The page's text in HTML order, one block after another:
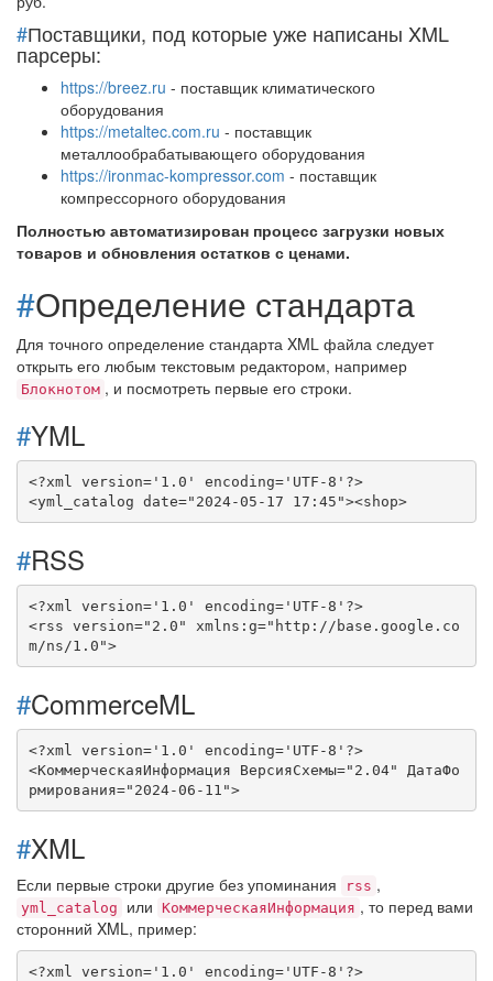
#Поставщики, под которые уже написаны XML
парсеры:
https://breez.ru - поставщик климатического
оборудования
https://metaltec.com.ru - поставщик
металлообрабатывающего оборудования
https://ironmac-kompressor.com - поставщик
компрессорного оборудования
Полностью автоматизирован процесс загрузки новых
товаров и обновления остатков с ценами.
#Определение стандарта
Для точного определение стандарта XML файла следует
открыть его любым текстовым редактором, например
Блокнотом , и посмотреть первые его строки.
#YML
<?xml version='1.0' encoding='UTF-8'?>
<yml_catalog date="2024-05-17 17:45"><shop>
#RSS
<?xml version='1.0' encoding='UTF-8'?>
<rss version="2.0" xmlns:g="http://base.google.co
m/ns/1.0">
#CommerceML
<?xml version='1.0' encoding='UTF-8'?>
<КоммерческаяИнформация ВерсияСхемы="2.04" ДатаФо
рмирования="2024-06-11">
#XML
Если первые строки другие без упоминания rss ,
yml_catalog или КоммерческаяИнформация , то перед вами
сторонний XML, пример:
<?xml version='1.0' encoding='UTF-8'?>